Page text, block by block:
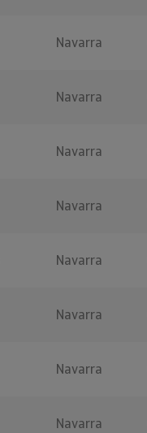
Navarra
Navarra
Navarra
Navarra
Navarra
Navarra
Navarra
Navarra